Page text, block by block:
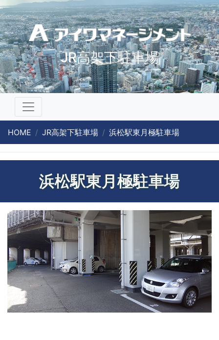
JR高架下駐車場
HOME JR高架下駐車場 浜松駅東月極駐車場
浜松駅東月極駐車場